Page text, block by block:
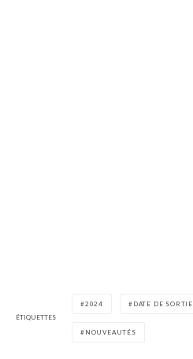
ÉTIQUETTES
2024 DATE DE SORTIE
NOUVEAUTÉS